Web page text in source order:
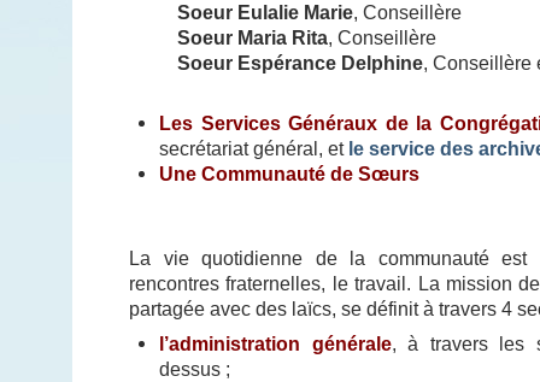
Soeur Eulalie Marie, Conseillère
Soeur Maria Rita, Conseillère
Soeur Espérance Delphine, Conseillère
Les Services Généraux de la
secrétariat général, et le service des
Une Communauté de Sœurs
La vie quotidienne de la communauté
rencontres fraternelles, le travail. La mission
partagée avec des laïcs, se définit à travers 4
l’administration générale, à travers les
dessus ;